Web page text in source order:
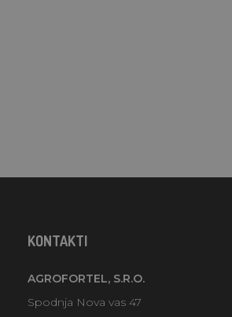
KONTAKTI
AGROFORTEL, S.R.O.
Spodnja Nova vas 47